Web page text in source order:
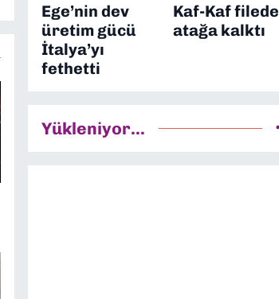
Ege’nin dev
üretim gücü
İtalya’yı
fethetti
Kaf-Kaf filede
atağa kalktı
Yükleniyor...